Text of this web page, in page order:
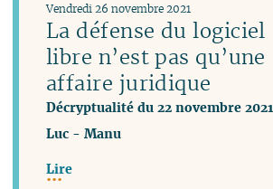
La défense du logiciel
libre n’est pas qu’une
affaire juridique
Décryptualité du 22 novembre 2021
Vendredi 26 novembre 2021
Luc -Manu
Lire